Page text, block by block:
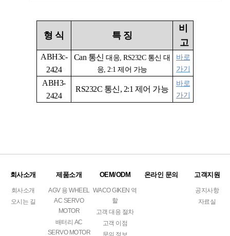
형 식 특 징
비
고
ABH3c-
2424
Can 통신 대응, RS232C 통신 대
응, 2:1 제어 가능
바로
가기
ABH3-
2424
RS232C 통신, 2:1 제어 가능
바로
가기
회사소개
회사소개
오시는 길
제품소개
AGV 용 WHEEL
AC SERVO
MOTOR
배터리 AC
SERVO MOTOR
OEM/ODM
WACO GIKEN 역
할
고객 대응 절차
고객 이점
문의 정보
온라인 문의 고객지원
공지사항
자료실